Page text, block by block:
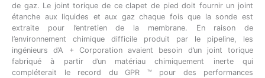
de gaz. Le joint torique de ce clapet de pied doit fournir un joint
étanche aux liquides et aux gaz chaque fois que la sonde est
extraite pour l’entretien de la membrane. En raison de
l’environnement chimique difficile produit par le pipeline, les
ingénieurs d’A + Corporation avaient besoin d’un joint torique
fabriqué à partir d’un matériau chimiquement inerte qui
compléterait le record du GPR ™ pour des performances